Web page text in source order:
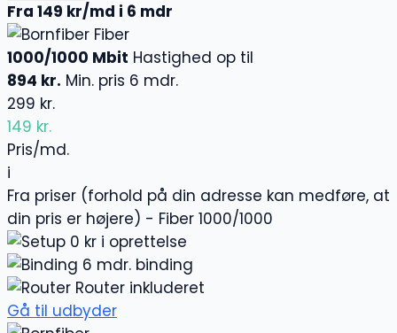
Fra 149 kr/md i 6 mdr
Fiber
1000/1000 Mbit Hastighed op til
894 kr. Min. pris 6 mdr.
299 kr.
149 kr.
Pris/md.
i
Fra priser (forhold på din adresse kan medføre, at
din pris er højere) - Fiber 1000/1000
0 kr i oprettelse
6 mdr. binding
Router inkluderet
Gå til udbyder